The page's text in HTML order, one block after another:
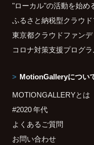
"ローカル"の活動を始め
ふるさと納税型クラウ
東京都クラウドファン
コロナ対策支援プログ
MotionGalleryについ
MOTIONGALLERYとは
#2020 年代
よくあるご質問
お問い合わせ